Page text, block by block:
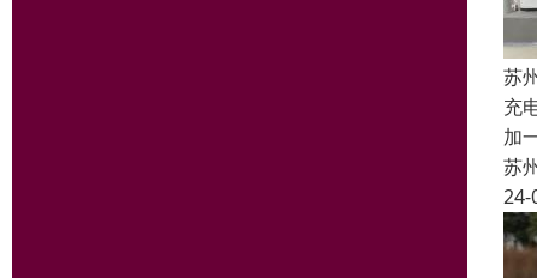
苏
充
加
苏
24-